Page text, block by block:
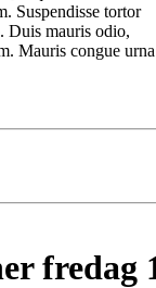
Suspendisse tortor
Duis mauris odio,
Mauris congue urna
fredag